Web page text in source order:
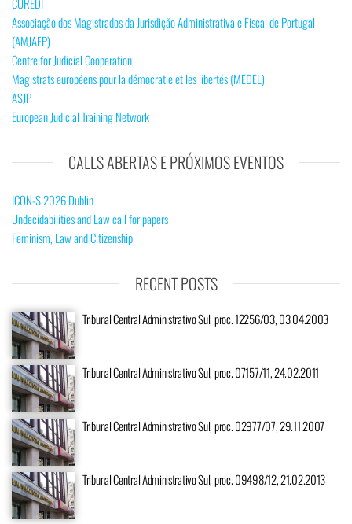
Associação dos Magistrados da Jurisdição Administrativa e Fiscal de Portugal
(AMJAFP)
Centre for Judicial Cooperation
Magistrats européens pour la démocratie et les libertés (MEDEL)
ASJP
European Judicial Training Network
CALLS ABERTAS E PRÓXIMOS EVENTOS
ICON-S 2026 Dublin
Undecidabilities and Law call for papers
Feminism, Law and Citizenship
RECENT POSTS
Tribunal Central Administrativo Sul, proc. 12256/03, 03.04.2003
Tribunal Central Administrativo Sul, proc. 07157/11, 24.02.2011
Tribunal Central Administrativo Sul, proc. 02977/07, 29.11.2007
Tribunal Central Administrativo Sul, proc. 09498/12, 21.02.2013